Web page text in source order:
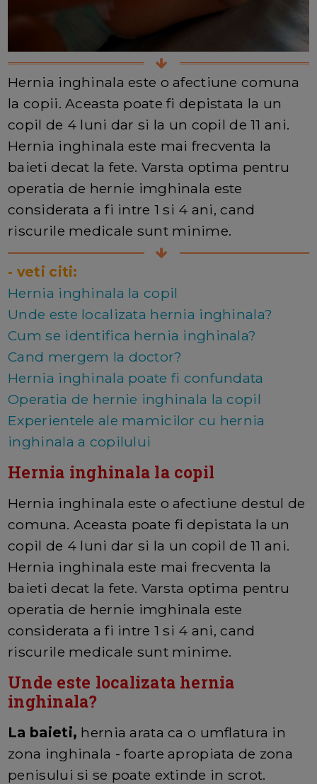
Hernia inghinala este o afectiune comuna
la copii. Aceasta poate fi depistata la un
copil de 4 luni dar si la un copil de 11 ani.
Hernia inghinala este mai frecventa la
baieti decat la fete. Varsta optima pentru
operatia de hernie imghinala este
considerata a fi intre 1 si 4 ani, cand
riscurile medicale sunt minime.
- veti citi:
Hernia inghinala la copil
Unde este localizata hernia inghinala?
Cum se identifica hernia inghinala?
Cand mergem la doctor?
Hernia inghinala poate fi confundata
Operatia de hernie inghinala la copil
Experientele ale mamicilor cu hernia
inghinala a copilului
Hernia inghinala la copil
Hernia inghinala este o afectiune destul de
comuna. Aceasta poate fi depistata la un
copil de 4 luni dar si la un copil de 11 ani.
Hernia inghinala este mai frecventa la
baieti decat la fete. Varsta optima pentru
operatia de hernie imghinala este
considerata a fi intre 1 si 4 ani, cand
riscurile medicale sunt minime.
Unde este localizata hernia
inghinala?
La baieti, hernia arata ca o umflatura in
zona inghinala - foarte apropiata de zona
penisului si se poate extinde in scrot.